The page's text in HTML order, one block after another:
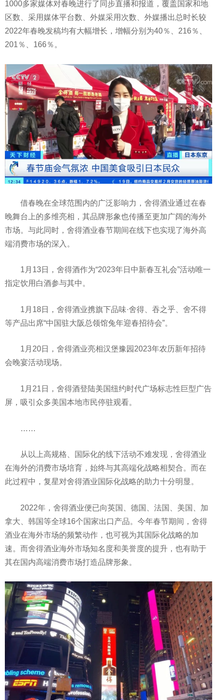
1000多家媒体对春晚进行了同步直播和报道，覆盖国家和地
区数、采用媒体平台数、外媒采用次数、外媒播出总时长较
2022年春晚发稿均有大幅增长，增幅分别为40％、216％、
201％、166％。
借春晚在全球范围内的广泛影响力，舍得酒业通过在春
晚舞台上的多维亮相，其品牌形象也传播至更加广阔的海外
市场。与此同时，舍得酒业春节期间在线下也实现了海外高
端消费市场的深入。
1月13日，舍得酒作为“2023年日中新春互礼会”活动唯一
指定饮用白酒参与其中。
1月18日，舍得酒业携旗下品味·舍得、吞之乎、舍不得
等产品出席“中国驻大阪总领馆兔年迎春招待会”。
1月20日，舍得酒业亮相汉堡豫园2023年农历新年招待
会晚宴活动现场。
1月21日，舍得酒登陆美国纽约时代广场标志性巨型广告
屏，吸引众多美国本地市民停驻观看。
……
从以上高规格、国际化的线下活动不难发现，舍得酒业
在海外的消费市场培育，始终与其高端化战略相契合。而在
此过程中，复星对舍得酒业国际化战略的助力十分明显。
2022年，舍得酒业便已向英国、德国、法国、美国、加
拿大、韩国等全球16个国家出口产品。今年春节期间，舍得
酒业在海外市场的频繁动作，也可视为其国际化战略的加
速。而舍得酒业海外市场知名度和美誉度的提升，也有助于
其在国内高端消费市场打造品牌形象。